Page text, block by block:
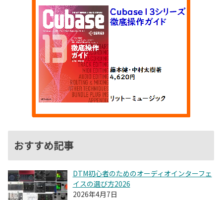
おすすめ記事
DTM初心者のためのオーディオインターフェ
イスの選び方2026
2026年4月7日